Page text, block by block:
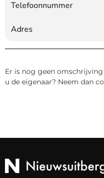
Telefoonnummer
Adres
Er is nog geen
u de eigenaar? Neem dan